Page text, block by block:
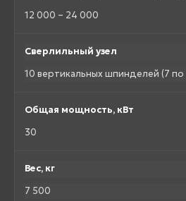
12 000 – 24 000
Сверлильный узел
10 вертикальных шпинделей (7 по
Общая мощность, кВт
30
Вес, кг
7 500